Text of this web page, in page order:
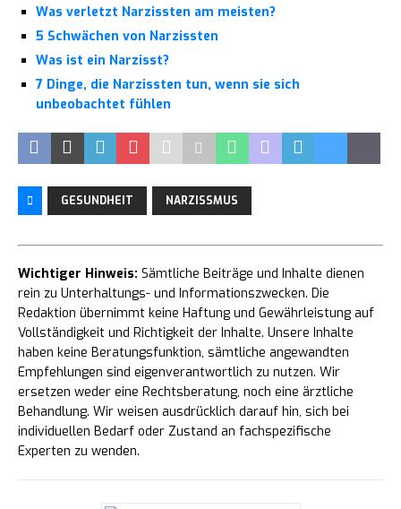
Was verletzt Narzissten am meisten?
5 Schwächen von Narzissten
Was ist ein Narzisst?
7 Dinge, die Narzissten tun, wenn sie sich
unbeobachtet fühlen
GESUNDHEIT NARZISSMUS
Wichtiger Hinweis: Sämtliche Beiträge und Inhalte dienen
rein zu Unterhaltungs- und Informationszwecken. Die
Redaktion übernimmt keine Haftung und Gewährleistung auf
Vollständigkeit und Richtigkeit der Inhalte. Unsere Inhalte
haben keine Beratungsfunktion, sämtliche angewandten
Empfehlungen sind eigenverantwortlich zu nutzen. Wir
ersetzen weder eine Rechtsberatung, noch eine ärztliche
Behandlung. Wir weisen ausdrücklich darauf hin, sich bei
individuellen Bedarf oder Zustand an fachspezifische
Experten zu wenden.